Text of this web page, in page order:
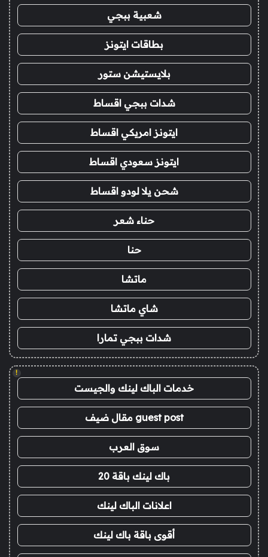
شعبية ببجي
بطاقات ايتونز
بلايستيشن ستور
شدات ببجي اقساط
ايتونز امريكي اقساط
ايتونز سعودي اقساط
شحن يلا لودو اقساط
حناء شعر
حنا
ماتشا
شاي ماتشا
شدات ببجي تمارا
!
خدمات الباك لينك والجيست
guest post مقال ضيف
سوق العرب
باك لينك باقة 20
اعلانات الباك لينك
أقوى باقة باك لينك